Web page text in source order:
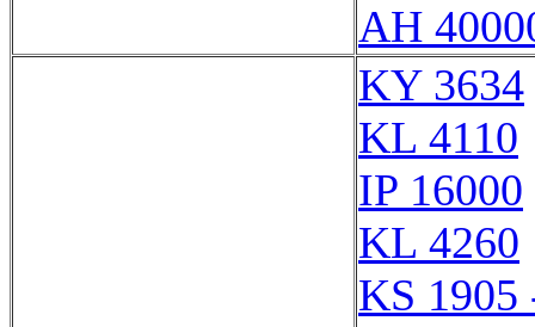
AH
KY 3634
KL 4110
IP 16000
KL 4260
KS 1905